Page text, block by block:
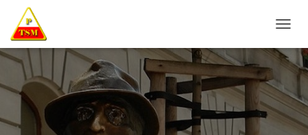
R
Z
Ą
C
Z